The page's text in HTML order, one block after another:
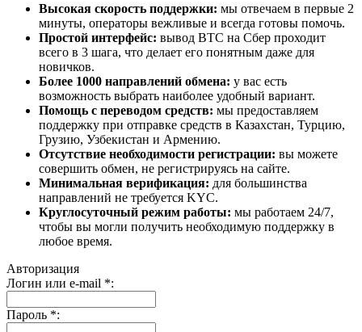
Высокая скорость поддержки: мы отвечаем в первые 2
минуты, операторы вежливые и всегда готовы помочь.
Простой интерфейс: вывод BTC на Сбер проходит
всего в 3 шага, что делает его понятным даже для
новичков.
Более 1000 направлений обмена: у вас есть
возможность выбрать наиболее удобный вариант.
Помощь с переводом средств: мы предоставляем
поддержку при отправке средств в Казахстан, Турцию,
Грузию, Узбекистан и Армению.
Отсутствие необходимости регистрации: вы можете
совершить обмен, не регистрируясь на сайте.
Минимальная верификация: для большинства
направлений не требуется KYC.
Круглосуточный режим работы: мы работаем 24/7,
чтобы вы могли получить необходимую поддержку в
любое время.
Авторизация
Логин или e-mail *:
Пароль *: